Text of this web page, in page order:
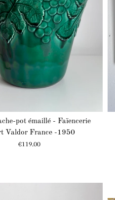
pot émaillé - Faïencerie
Valdor France -1950
Prix
€119.00